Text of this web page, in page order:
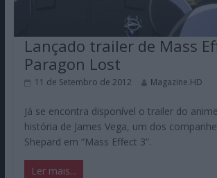
Lançado trailer de Mass
Paragon Lost
11 de Setembro de 2012 Magazine.HD
Já se encontra disponível o trailer do
história de James Vega, um dos
Shepard em “Mass Effect 3”.
Ler mais...